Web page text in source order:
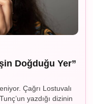
Doğduğu Yer”
Çağrı Lostuvalı
yazdığı dizinin